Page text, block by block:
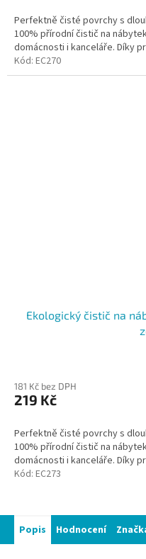
z
5
hvězdiček.
Perfektně čisté povrchy s
100% přírodní čistič na
domácnosti i kanceláře. Díky
Kód: EC270
Ekologický čistič na
181 Kč bez DPH
219 Kč
Perfektně čisté povrchy s
100% přírodní čistič na
domácnosti i kanceláře. Díky
Kód: EC273
Popis Hodnocení